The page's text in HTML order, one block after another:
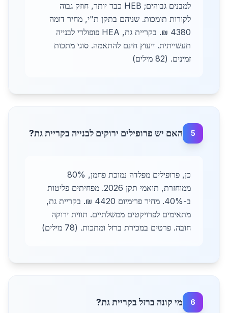
למבנים גבוהים; HEB כבד יותר, חוזק גבוה
לקורות תומכות. שניהם בתקן ת"י, מחיר דומה
4380 ₪. בקריית גת, HEA פופולרי לבנייה
תעשייתית. ייעוץ חינם להתאמה. סוגי מתכות
זמינים. (82 מילים)
5 האם יש פרופילים ירוקים לבנייה בקריית גת?
כן, פרופילים מפלדה נמוכת פחמן, 80%
ממוחזרת, תואמי תקן 2026. מפחיתים פליטות
ב-40%. מחיר פרימיום 4420 ₪. בקריית גת,
מתאימים לפרויקטים ממשלתיים. תווית ירוקה
חובה. פרטים במכירת ברזל ומתכות. (78 מילים)
6 מי קונה ברזל בקריית גת?